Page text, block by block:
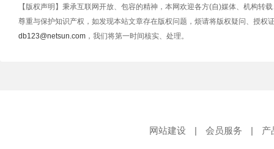
【版权声明】秉承互联网开放、包容的精神，本网欢迎各方(自)媒体、机构转
尊重与保护知识产权，如发现本站文章存在版权问题，烦请将版权疑问、授权
db123@netsun.com ，我们将第一时间核实、处理。
网站建设 | 会员服务 | 产